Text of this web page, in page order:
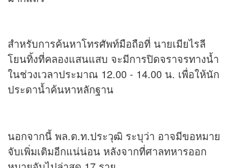
สำหรับการค้นหาโทรศัพท์มือถือที่ นายเมียไรลี
โยนทิ้งที่คลองแสนแสบ จะมีการปิดจราจรทางน้ำ
ในช่วงเวลาประมาณ 12.00 - 14.00 น. เพื่อให้นัก
ประดาน้ำค้นหาหลักฐาน
นอกจากนี้ พล.ต.ท.ประวุฒิ ระบุว่า อาจมีขอหมาย
จับเพิ่มเติมอีกแน่น่อน หลังจากที่ศาลทหารออก